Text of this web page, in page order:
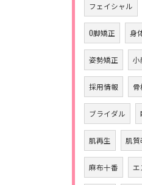
フェイシャル
O脚矯正 身
姿勢矯正 小
採用情報
ブライダル
肌再生 肌質
麻布十番 エ